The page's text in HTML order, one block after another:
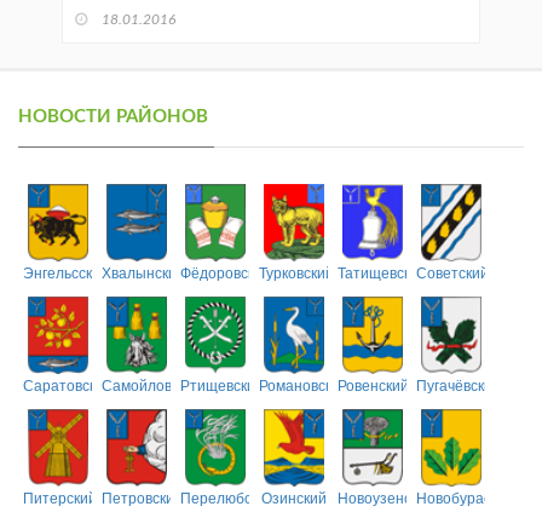
18.01.2016
НОВОСТИ РАЙОНОВ
ЭнгельсскийХвалынскийФёдоровскийТурковский ТатищевскийСоветский
СаратовскийСамойловскийРтищевскийРомановскийРовенский Пугачёвский
Питерский ПетровскийПерелюбскийОзинский НовоузенскийНовобурасский